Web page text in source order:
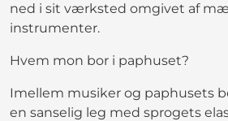
ned i sit værksted omgivet af
instrumenter.
Hvem mon bor i paphuset?
Imellem musiker og paphusets
en sanselig leg med sprogets